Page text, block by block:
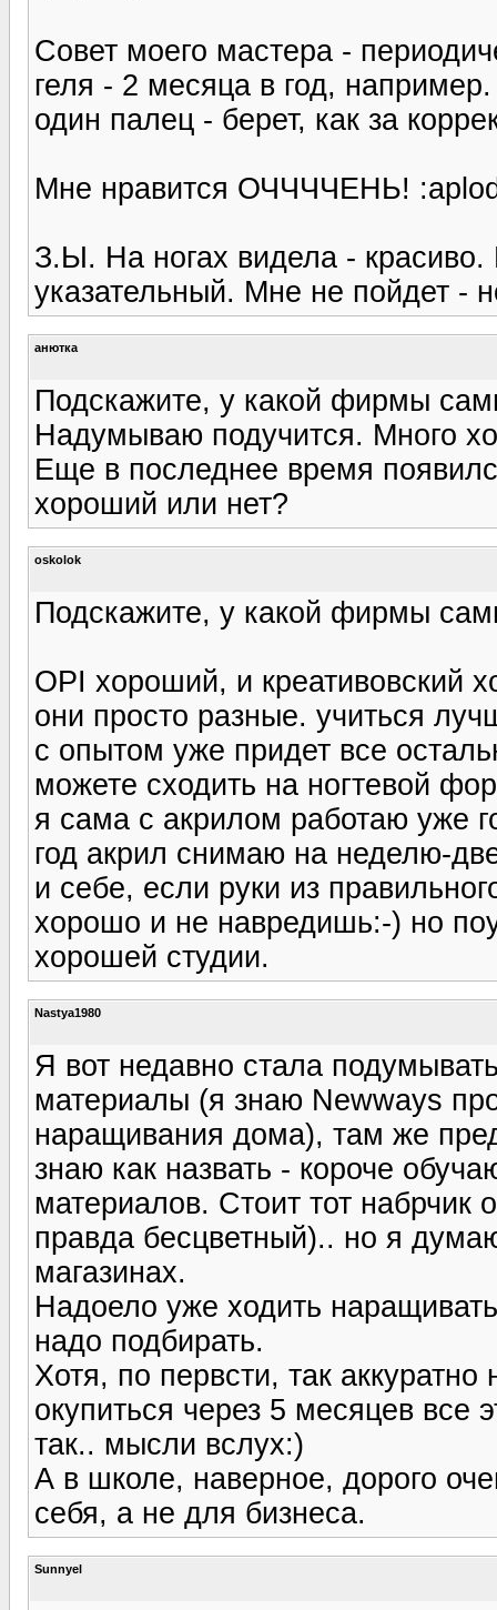
Совет моего мастера -
геля - 2 месяца в год,
один палец - берет, как за
Мне нравится ОЧЧЧЧЕНЬ!
З.Ы. На ногах видела -
указательный. Мне не пойдет -
анютка
Подскажите, у какой фирмы
Надумываю подучится. Много
Еще в последнее время
хороший или нет?
oskolok
Подскажите, у какой фирмы
OPI хороший, и креативовский
они просто разные. учиться
с опытом уже придет все
можете сходить на ногтевой
я сама с акрилом работаю уже
год акрил снимаю на неделю-
и себе, если руки из
хорошо и не навредишь:-) но
хорошей студии.
Nastya1980
Я вот недавно стала
материалы (я знаю Newways
наращивания дома), там же
знаю как назвать - короче
материалов. Стоит тот набрчик
правда бесцветный).. но я
магазинах.
Надоело уже ходить
надо подбирать.
Хотя, по первсти, так
окупиться через 5 месяцев
так.. мысли вслух:)
А в школе, наверное, дорого
себя, а не для бизнеса.
Sunnyel